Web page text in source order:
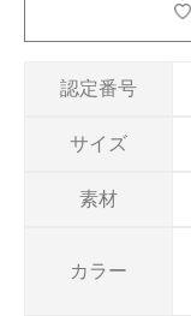
認定番号
サイズ
素材
カラー